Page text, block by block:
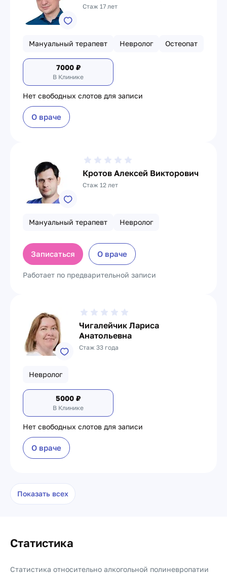
Стаж 17 лет
Мануальный терапевт Невролог Остеопат
7000₽
В Клинике
Нет свободных слотов для записи
О враче
Кротов Алексей Викторович
Стаж 12 лет
Мануальный терапевт Невролог
Записаться О враче
Работает по предварительной записи
Чигалейчик Лариса
Анатольевна
Стаж 33 года
Невролог
5000 ₽
В Клинике
Нет свободных слотов для записи
О враче
Показать всех
Статистика
Статистика относительно алкогольной полиневропатии